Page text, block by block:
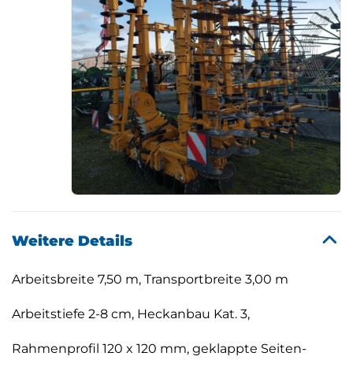
Weitere Details
Arbeitsbreite 7,50 m, Transportbreite 3,00 m
Arbeitstiefe 2-8 cm, Heckanbau Kat. 3,
Rahmenprofil 120 x 120 mm, geklappte Seiten-